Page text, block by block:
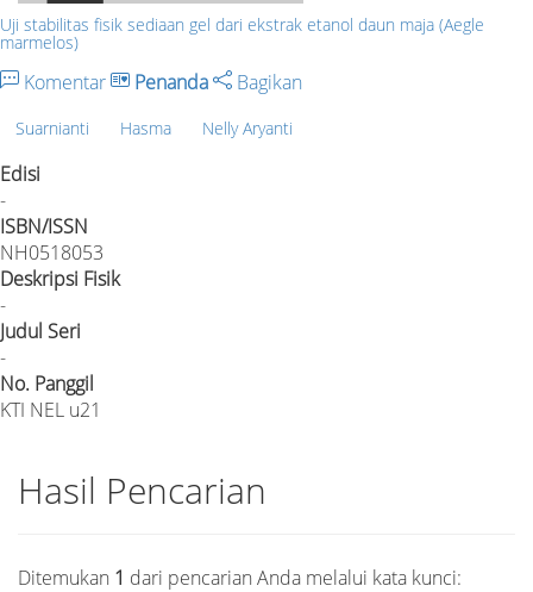
Uji stabilitas fisik sediaan gel dari ekstrak etanol daun maja (Aegle
marmelos)
Komentar Penanda Bagikan
Suarnianti Hasma Nelly Aryanti
Edisi
-
ISBN/ISSN
NH0518053
Deskripsi Fisik
-
Judul Seri
-
No. Panggil
KTI NEL u21
Hasil Pencarian
Ditemukan 1 dari pencarian Anda melalui kata kunci: